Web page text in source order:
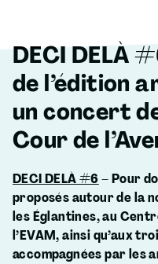
DECI DELÀ
de l’édition
un concert
Cour de
DECI DELÀ #6– Pour
proposés autour de la
les Églantines, au
l’EVAM, ainsi qu’aux
accompagnées par les